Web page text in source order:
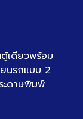
เดียวพร้อม
นรถแบบ 2
ะดาษพิมพ์